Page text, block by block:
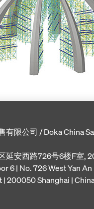
有限公司 / Doka China
延安西路726号6楼F室,
6 | No. 726 West Yan
| 200050 Shanghai |